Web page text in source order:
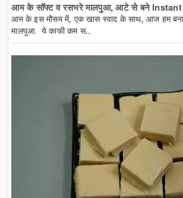
आम के सॉफ्ट व रसभरे मालपुआ, आटे से बने
आम के इस मौसम में, एक खास स्वाद के साथ, आज हम
मालपुआ. ये काफी कम स...